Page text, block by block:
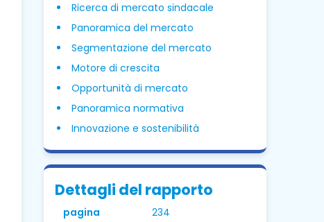
Ricerca di mercato sindacale
Panoramica del mercato
Segmentazione del mercato
Motore di crescita
Opportunità di mercato
Panoramica normativa
Innovazione e sostenibilità
Dettagli del rapporto
pagina 234